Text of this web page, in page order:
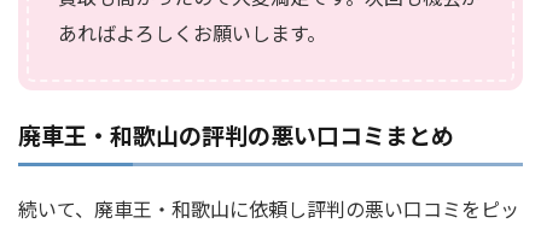
あればよろしくお願いします。
廃車王・和歌山の評判の悪い口コミまとめ
続いて、廃車王・和歌山に依頼し評判の悪い口コミをピッ